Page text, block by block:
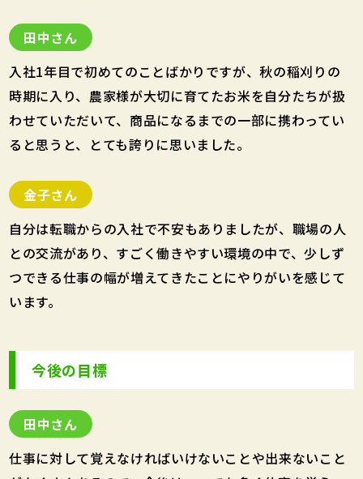
田中さん
入社1年目で初めてのことばかりですが、秋の稲刈りの
時期に入り、農家様が大切に育てたお米を自分たちが扱
わせていただいて、商品になるまでの一部に携わってい
ると思うと、とても誇りに思いました。
金子さん
自分は転職からの入社で不安もありましたが、職場の人
との交流があり、すごく働きやすい環境の中で、少しず
つできる仕事の幅が増えてきたことにやりがいを感じて
います。
今後の目標
田中さん
仕事に対して覚えなければいけないことや出来ないこと